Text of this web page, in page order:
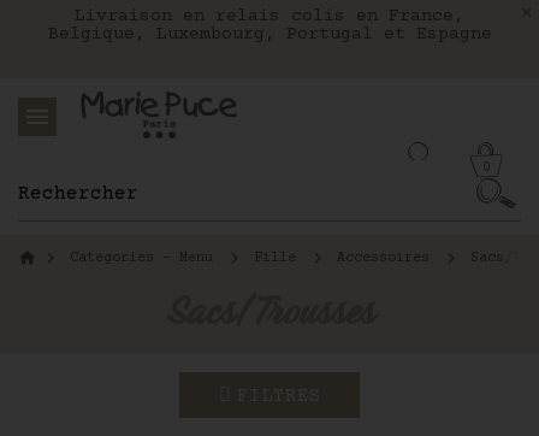
Notre site part en vacances !
Les commandes passées après le 4 août
Nous livrons aux Etats-Unis avec FEDEX
Livraison en relais colis en France,
Belgique, Luxembourg, Portugal et Espagne
0
Categories - Menu Fille Accessoires Sacs/